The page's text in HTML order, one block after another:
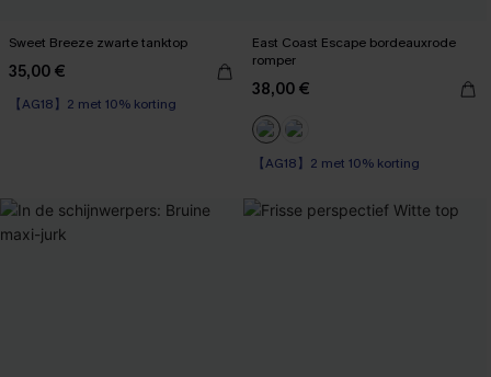
Sweet Breeze zwarte tanktop
35,00 €
【AG18】2 met 10% korting
East Coast Escape bordeauxrode
romper
38,00 €
【AG18】2 met 10% korting